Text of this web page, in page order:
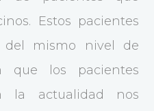
Estos pacientes
del mismo nivel de
que los pacientes
la actualidad nos